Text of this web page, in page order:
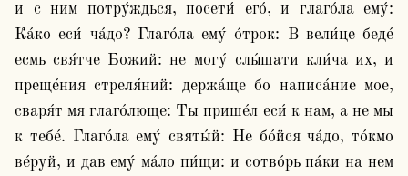
и с ним потру́ждься, посети́ его́, и глаго́ла ему́:
Ка́ко еси́ ча́до? Глаго́ла ему́ о́трок: В вели́це беде́
есмь свя́тче Божий: не могу́ слы́шати кли́ча их, и
преще́ния стреля́ний: держа́ще бо написа́ние мое,
сваря́т мя глаго́люще: Ты прише́л еси́ к нам, а не мы
к тебе́. Глаго́ла ему́ святы́й: Не бо́йся ча́до, то́кмо
ве́руй, и дав ему́ ма́ло пи́щи: и сотво́рь па́ки на нем